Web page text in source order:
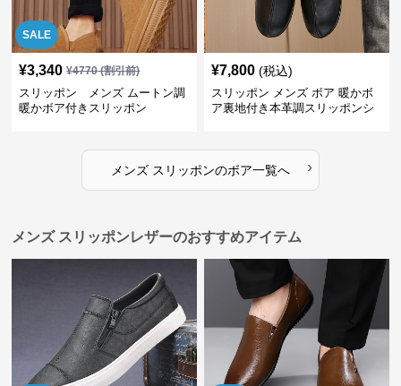
SALE
¥3,340 ¥4770(割引前)
スリッポン メンズ ムートン調
暖かボア付きスリッポン
¥7,800 (税込)
スリッポン メンズ ボア 暖かボ
ア裏地付き本革調スリッポンシ
メンズ スリッポンのボア一覧へ ›
メンズ スリッポンレザーのおすすめアイテム